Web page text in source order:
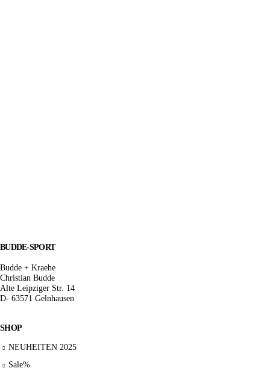
BUDDE-SPORT
Budde + Kraehe
Christian Budde
Alte Leipziger Str. 14
D- 63571 Gelnhausen
SHOP
NEUHEITEN 2025
Sale%